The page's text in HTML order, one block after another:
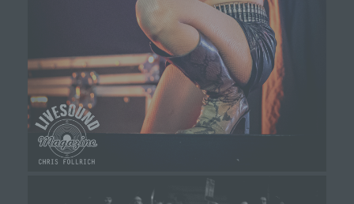
(sogenannte Referrer), (4) die Unterwebseiten, welche
über ein zugreifendes System auf unserer Internetseite
angesteuert werden, (5) das Datum und die Uhrzeit
eines Zugriffs auf die Internetseite, (6) eine Internet-
Protokoll-Adresse (IP-Adresse), (7) der Internet-
Service-Provider des zugreifenden Systems und (8)
sonstige ähnliche Daten und Informationen, die der
Gefahrenabwehr im Falle von Angriffen auf unsere
informationstechnologischen Systeme dienen.
Bei der Nutzung dieser allgemeinen Daten und
Informationen ziehen wird keine Rückschlüsse auf
die betroffene Person. Diese Informationen werden
vielmehr benötigt, um (1) die Inhalte unserer